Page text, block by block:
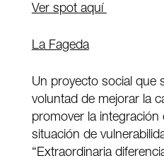
Ver spot aquí
La Fageda
Un proyecto social que
voluntad de mejorar la
promover la integración
situación de
“Extraordinaria